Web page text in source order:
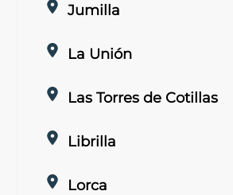
Jumilla
La Unión
Las Torres de Cotillas
Librilla
Lorca